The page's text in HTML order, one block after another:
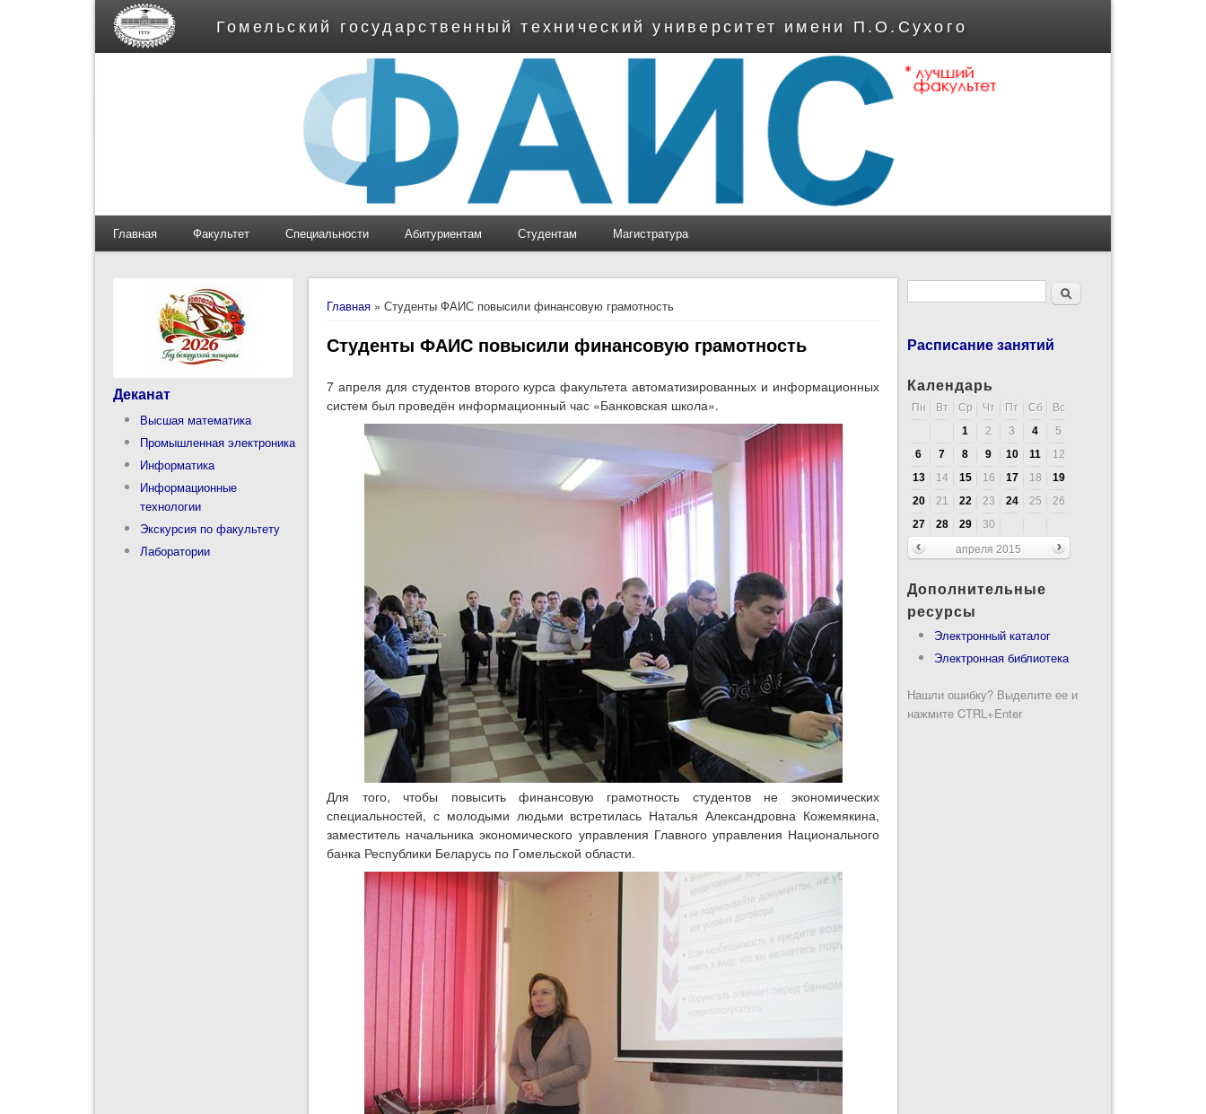
Гомельский государственный технический университет имени П.О.Сухого
Главная Факультет Специальности Абитуриентам Студентам Магистратура
Вы здесь
Главная » Студенты ФАИС повысили финансовую грамотность
Студенты ФАИС повысили финансовую грамотность
7 апреля для студентов второго курса факультета автоматизированных и информационных
систем был проведён информационный час «Банковская школа».
Для того, чтобы повысить финансовую грамотность студентов не экономических
специальностей, с молодыми людьми встретилась Наталья Александровна Кожемякина,
заместитель начальника экономического управления Главного управления Национального
банка Республики Беларусь по Гомельской области.
Деканат
Высшая математика
Промышленная электроника
Информатика
Информационные
технологии
Экскурсия по факультету
Лаборатории
Форма поискаПоиск
Расписание занятий
Календарь
Пн Вт Ср Чт Пт Сб
Вс
1
2 3 4
5
6
7 8 9 10 11
12
13
14 15 16 17 18
19
20
21 22 23 24 25
26
27
28 29
30
апреля 2015
Дополнительные
ресурсы
Электронный каталог
Электронная библиотека
Нашли ошибку? Выделите ее и
нажмите CTRL+Enter